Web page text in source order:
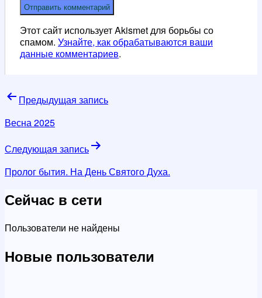
Этот сайт использует Akismet для борьбы со
спамом. Узнайте, как обрабатываются ваши
данные комментариев.
Навигация
по
Предыдущая запись
Весна 2025
Следующая запись
Пролог бытия. На День Святого Духа.
Сейчас в сети
Пользователи не найдены
Новые пользователи